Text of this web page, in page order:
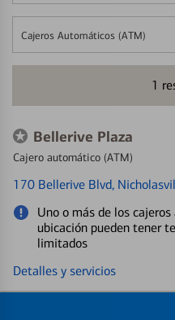
Cajeros Automáticos (ATM)
1
Bellerive Plaza
Cajero automático (ATM)
170 Bellerive Blvd,
Uno o más de los
ubicación pueden tener
limitados
Detalles y servicios